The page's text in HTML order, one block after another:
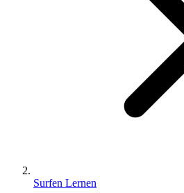
Surfen Lernen